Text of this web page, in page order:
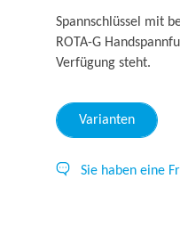
Spannschlüssel mit
ROTA-G
Verfügung steht.
Varianten
Sie haben eine